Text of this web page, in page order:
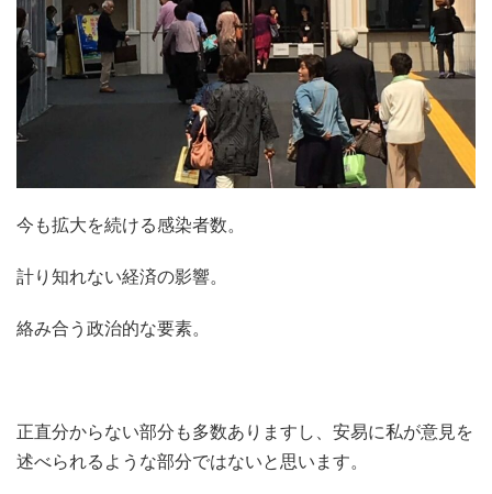
今も拡大を続ける感染者数。
計り知れない経済の影響。
絡み合う政治的な要素。
正直分からない部分も多数ありますし、安易に私が意見を
述べられるような部分ではないと思います。